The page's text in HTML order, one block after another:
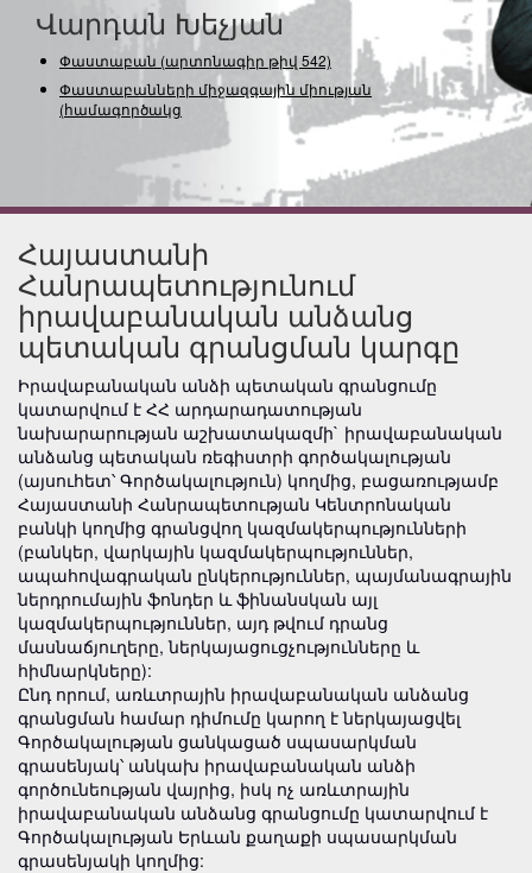
Վարդան Խեչյան
Փաստաբան (արտոնագիր թիվ 542)
Փաստաբանների միջազգային միության
(համագործակցությա
Հայաստանի
Հանրապետությունում
իրավաբանական անձանց
պետական գրանցման կարգը
Իրավաբանական անձի պետական գրանցումը
կատարվում է ՀՀ արդարադատության
նախարարության աշխատակազմի` իրավաբանական
անձանց պետական ռեգիստրի գործակալության
(այսուհետ՝ Գործակալություն) կողմից, բացառությամբ
Հայաստանի Հանրապետության Կենտրոնական
բանկի կողմից գրանցվող կազմակերպությունների
(բանկեր, վարկային կազմակերպություններ,
ապահովագրական ընկերություններ, պայմանագրային
ներդրումային ֆոնդեր և ֆինանսկան այլ
կազմակերպություններ, այդ թվում դրանց
մասնաճյուղերը, ներկայացուցչությունները և
հիմնարկները):
Ընդ որում, առևտրային իրավաբանական անձանց
գրանցման համար դիմումը կարող է ներկայացվել
Գործակալության ցանկացած սպասարկման
գրասենյակ՝ անկախ իրավաբանական անձի
գործունեության վայրից, իսկ ոչ առևտրային
իրավաբանական անձանց գրանցումը կատարվում է
Գործակալության Երևան քաղաքի սպասարկման
գրասենյակի կողմից: